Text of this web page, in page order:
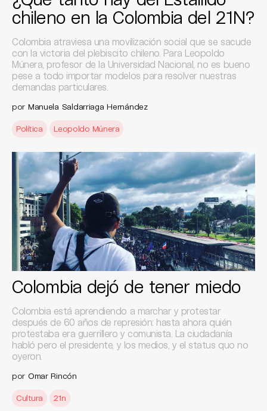
chileno en la Colombia del 21N?
Colombia atraviesa una movilización social que se sacude
con la victoria del plebiscito chileno. Para Leopoldo
Múnera, profesor de la Universidad Nacional, no es bueno
pese a todo importar modelos para resolver nuestras
demandas particulares.
por Manuela Saldarriaga Hernández
Política Leopoldo Múnera
Colombia dejó de tener miedo
Colombia está aprendiendo a marchar y protestar
después de 60 años de represión: hasta ahora quién
protestaba era guerrillero y comunista. La ciudadanía
habló pero el presidente, y los medios, y el status quo no
oyeron.
por Omar Rincón
Cultura 21n